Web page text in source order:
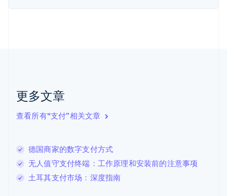
更多文章
查看所有“支付”相关文章
德国商家的数字支付方式
无人值守支付终端：工作原理和安装前的注意事项
土耳其支付市场：深度指南
English
English
卢森堡
罗马尼亚
English